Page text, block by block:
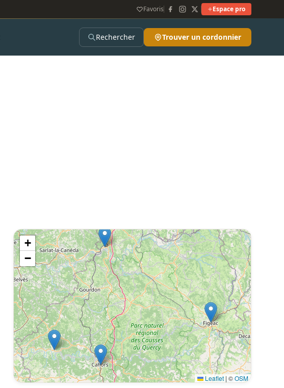
Favoris Espace pro
Rechercher Trouver un cordonnier
+
−
Leaflet | ©OSM